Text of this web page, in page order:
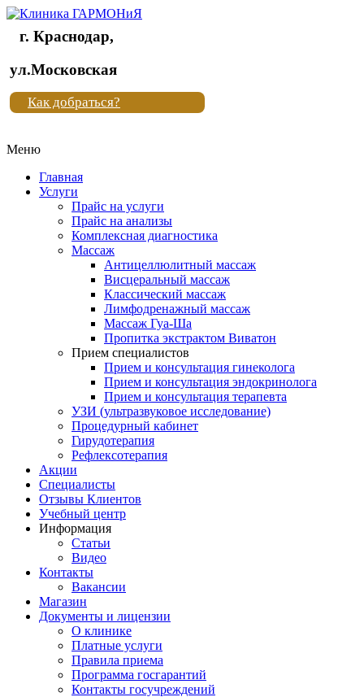
Клиника
"Новая
жизнь"
Клиника
жизнь"
г. Краснодар,
ул.Московская
Как добраться?
Меню
Главная
Услуги
Прайс на услуги
Прайс на анализы
Комплексная диагностика
Массаж
Антицеллюлитный массаж
Висцеральный массаж
Классический массаж
Лимфодренажный массаж
Массаж Гуа-Ша
Пропитка экстрактом Виватон
Прием специалистов
Прием и консультация гинеколога
Прием и консультация эндокринолога
Прием и консультация терапевта
УЗИ (ультразвуковое исследование)
Процедурный кабинет
Гирудотерапия
Рефлексотерапия
Акции
Специалисты
Отзывы Клиентов
Учебный центр
Информация
Статьи
Видео
Контакты
Вакансии
Магазин
Документы и лицензии
О клинике
Платные услуги
Правила приема
Программа госгарантий
Контакты госучреждений